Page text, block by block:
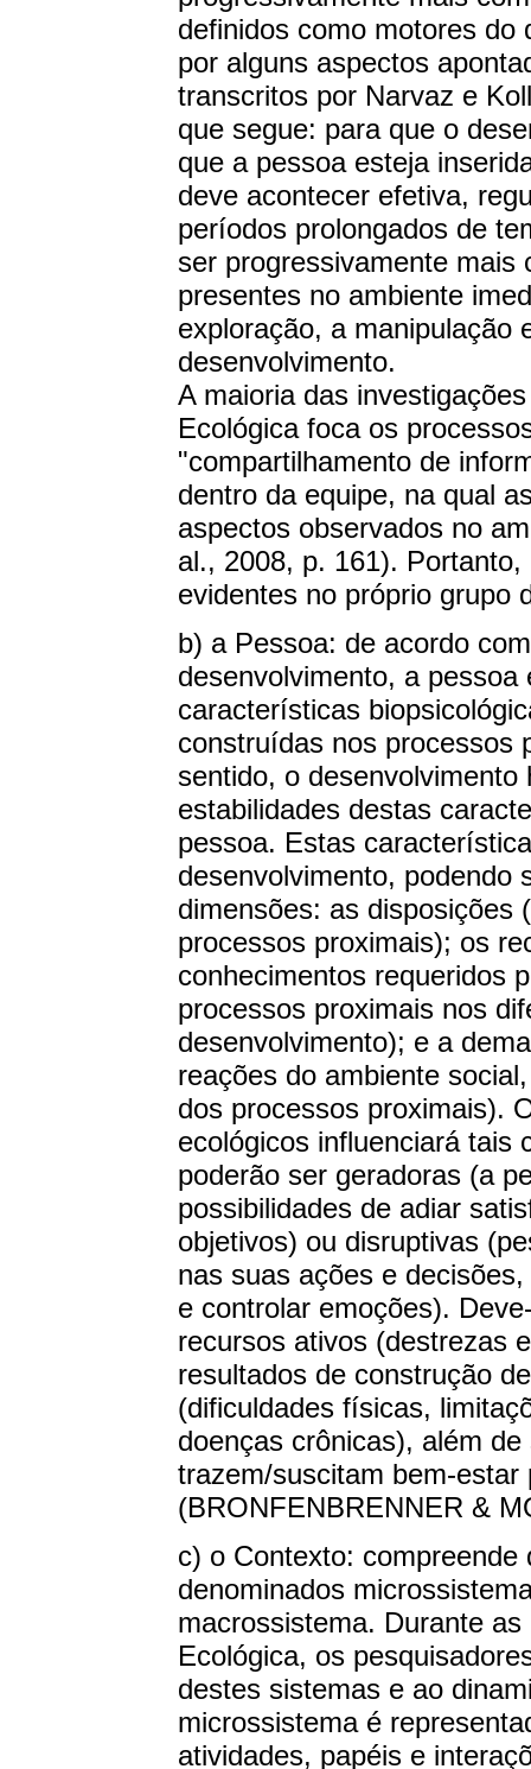
definidos como motores do
por alguns aspectos
transcritos por Narvaz e
que segue: para que o
que a pessoa esteja
deve acontecer efetiva,
períodos prolongados de
ser progressivamente
presentes no ambiente
exploração, a manipulação
desenvolvimento.
A maioria das
Ecológica foca os
"compartilhamento de
dentro da equipe, na qual
aspectos observados no
al., 2008, p. 161).
evidentes no próprio grupo
b) a Pessoa: de acordo
desenvolvimento, a
características
construídas nos processos
sentido, o
estabilidades destas
pessoa. Estas
desenvolvimento, podendo
dimensões: as disposições
processos proximais); os
conhecimentos requeridos
processos proximais nos
desenvolvimento); e a
reações do ambiente
dos processos proximais).
ecológicos influenciará tais
poderão ser geradoras (a
possibilidades de adiar
objetivos) ou disruptivas
nas suas ações e
e controlar emoções).
recursos ativos (destrezas
resultados de construção
(dificuldades físicas,
doenças crônicas), além
trazem/suscitam bem-
(BRONFENBRENNER &
c) o Contexto:
denominados
macrossistema. Durante
Ecológica, os
destes sistemas e ao
microssistema é
atividades, papéis e